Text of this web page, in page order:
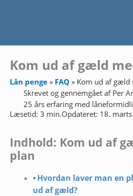
Kom ud af gæld
Lån penge » FAQ » Kom ud af gæld
Skrevet og gennemgået af Per
25 års erfaring med
Læsetid: 3 min.Opdateret: 18.
Indhold: Kom ud af
plan
Hvordan laver man en
ud af gæld?